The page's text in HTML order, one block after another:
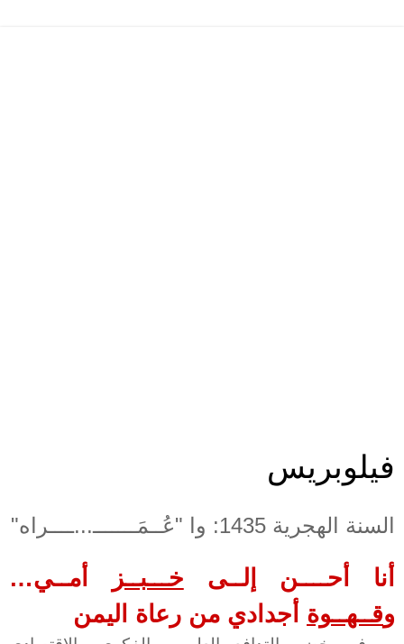
فيلوبريس
السنة الهجرية 1435: وا "عُــمَـــــــ...ــــراه"
أنا أحــــن إلــى خـــبــز
أمــي…
وقــهــوة أجدادي من رعاة اليمن